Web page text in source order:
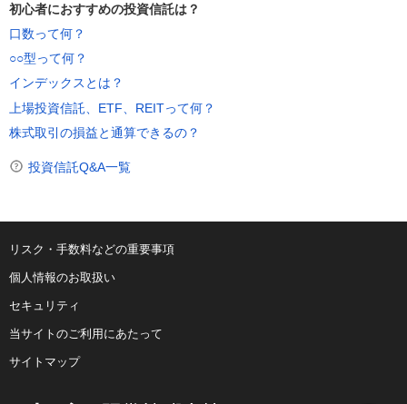
初心者におすすめの投資信託は？
口数って何？
○○型って何？
インデックスとは？
上場投資信託、ETF、REITって何？
株式取引の損益と通算できるの？
投資信託Q&A一覧
リスク・手数料などの重要事項
個人情報のお取扱い
セキュリティ
当サイトのご利用にあたって
サイトマップ